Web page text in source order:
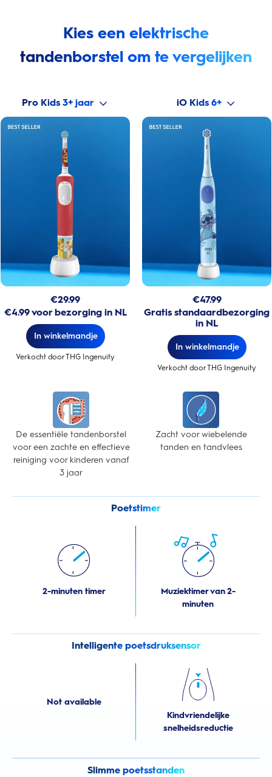
Kies een elektrische
tandenborstel om te vergelijken
Pro Kids 3+ jaar
€29.99
€4.99 voor bezorging in NL
In winkelmandje
Verkocht door THG Ingenuity
iO Kids 6+
€47.99
Gratis standaardbezorging
in NL
In winkelmandje
Verkocht door THG Ingenuity
De essentiële tandenborstel
voor een zachte en effectieve
reiniging voor kinderen vanaf
3 jaar
Zacht voor wiebelende
tanden en tandvlees
Poetstimer
2-minuten timer
Muziektimer van 2-
minuten
Intelligente poetsdruksensor
Not available
Kindvriendelijke
snelheidsreductie
Slimme poetsstanden